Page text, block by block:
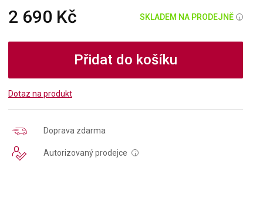
2 690 Kč SKLADEM NA PRODEJNĚ i
Přidat do košíku
Dotaz na produkt
Doprava zdarma
Autorizovaný prodejce i